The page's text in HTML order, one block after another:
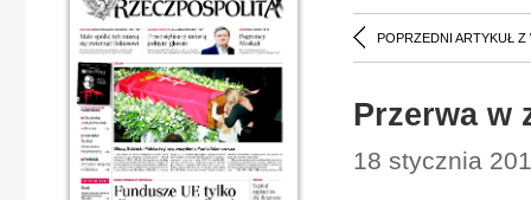
POPRZEDNI ARTYKUŁ Z
Przerwa w
18 stycznia